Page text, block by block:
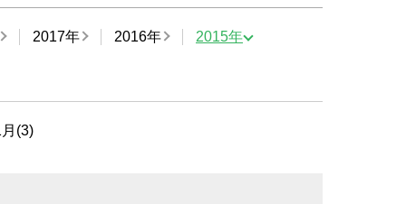
2017年 2016年
2015年
(3)